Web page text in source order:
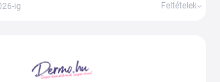
ig Feltételek